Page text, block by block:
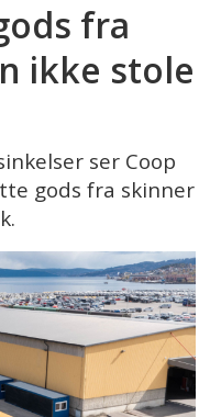
fra
ikke stole
ser Coop
gods fra skinner